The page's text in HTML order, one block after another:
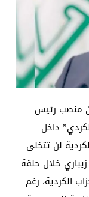
أن منصب رئيس
داخل
لن تتخلى
خلال حلقة
الكردية، رغم